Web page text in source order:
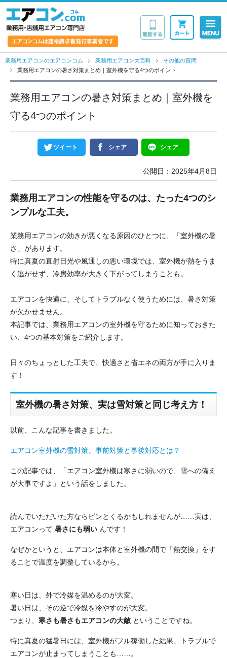
業務用エアコンのエアコンコム 業務用エアコン大百科
その他の質問
業務用エアコンの暑さ対策まとめ｜室外機を守る4つのポイント
業務用エアコンの暑さ対策まとめ｜室外機を
守る4つのポイント
ツイート シェア シェア
公開日：2025年4月8日
業務用エアコンの性能を守るのは、たった4つのシ
ンプルな工夫。
業務用エアコンの効きが悪くなる原因のひとつに、「室外機の暑
さ」があります。
特に真夏の直射日光や風通しの悪い環境では、室外機が熱をうま
く逃がせず、冷房効率が大きく下がってしまうことも。
エアコンを快適に、そしてトラブルなく使うためには、暑さ対策
が欠かせません。
本記事では、業務用エアコンの室外機を守るために知っておきた
い、4つの基本対策をご紹介します。
日々のちょっとした工夫で、快適さと省エネの両方が手に入りま
す！
室外機の暑さ対策、実は雪対策と同じ考え方！
以前、こんな記事を書きました。
エアコン室外機の雪対策。事前対策と事後対応とは？
この記事では、「エアコン室外機は寒さに弱いので、雪への備え
が大事ですよ」という話をしました。
読んでいただいた方ならピンとくるかもしれませんが……実は、
エアコンって 暑さにも弱い んです！
なぜかというと、エアコンは本体と室外機の間で「熱交換」をす
ることで温度を調整しているから。
寒い日は、外で冷媒を温めるのが大変。
暑い日は、その逆で冷媒を冷やすのが大変。
つまり、 寒さも暑さもエアコンの大敵 ということですね。
特に真夏の猛暑日には、室外機がフル稼働した結果、トラブルで
エアコンが止まってしまうことも……。